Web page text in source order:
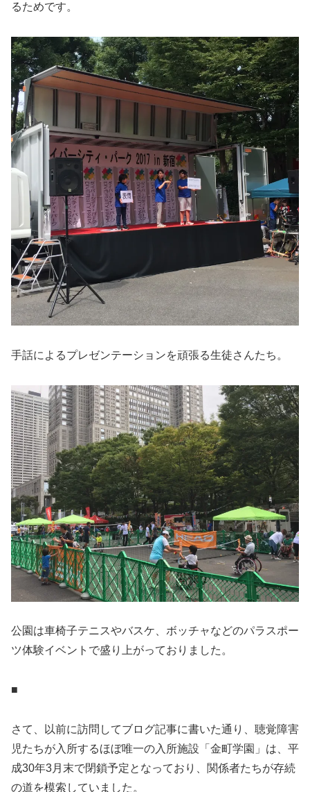
るためです。
手話によるプレゼンテーションを頑張る生徒さんたち。
公園は車椅子テニスやバスケ、ボッチャなどのパラスポー
ツ体験イベントで盛り上がっておりました。
■
さて、以前に訪問してブログ記事に書いた通り、聴覚障害
児たちが入所するほぼ唯一の入所施設「金町学園」は、平
成30年3月末で閉鎖予定となっており、関係者たちが存続
の道を模索していました。